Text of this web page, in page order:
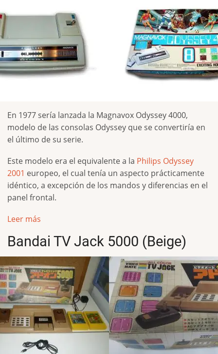
En 1977 sería lanzada la Magnavox Odyssey 4000,
modelo de las consolas Odyssey que se convertiría en
el último de su serie.
Este modelo era el equivalente a la Philips Odyssey
2001 europeo, el cual tenía un aspecto prácticamente
idéntico, a excepción de los mandos y diferencias en el
panel frontal.
Leer más
Bandai TV Jack 5000 (Beige)